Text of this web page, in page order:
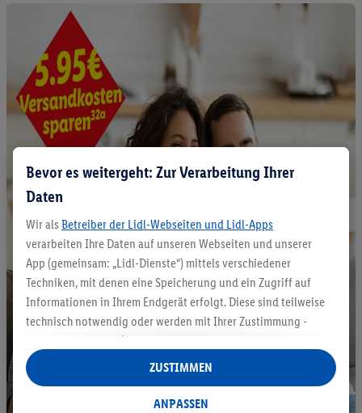
Bevor es weitergeht: Zur Verarbeitung Ihrer
Daten
Wir als Betreiber der Lidl-Webseiten und Lidl-Apps
verarbeiten Ihre Daten auf unseren Webseiten und unserer
App (gemeinsam: „Lidl-Dienste“) mittels verschiedener
Techniken, mit denen eine Speicherung und ein Zugriff auf
Informationen in Ihrem Endgerät erfolgt. Diese sind teilweise
technisch notwendig oder werden mit Ihrer Zustimmung -
auch durch Partner (u.a.
Verantwortliche; im Zusammenhang mit dem IAB TCF
insgesamt
Statistik-Erstellung oder für personalisierte Werbung
ANPASSEN
ZUSTIMMEN